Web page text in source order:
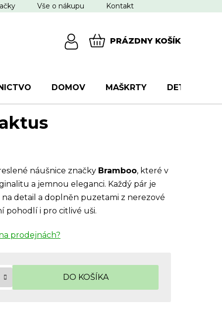
Vše o nákupu Kontakt
PRÁZDNY KOŠÍK
DOMOV MAŠKRTY DETI
náušnice značky Bramboo, které v
a jemnou eleganci. Každý pár je
detail a doplněn puzetami z nerezové
pohodlí i pro citlivé uši.
prodejnách?
DO KOŠÍKA